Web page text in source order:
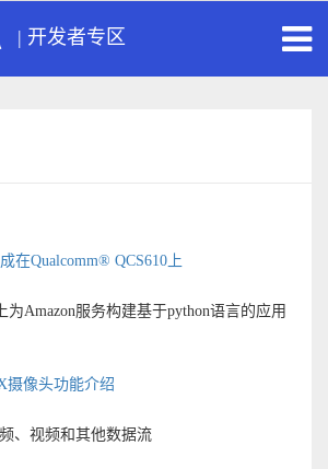
| 开发者专区
在Qualcomm® QCS610上
为Amazon服务构建基于python语言的应用
摄像头功能介绍
、视频和其他数据流